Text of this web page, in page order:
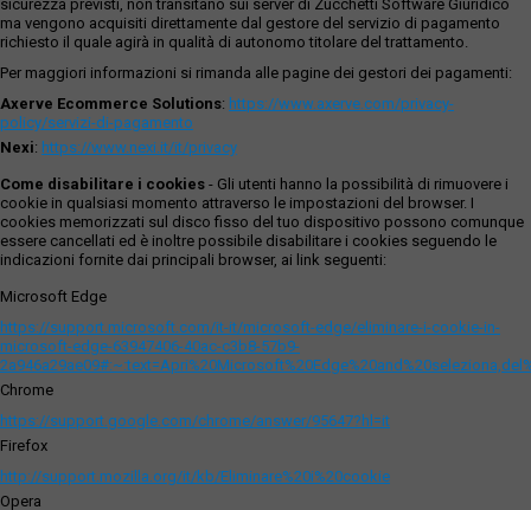
sicurezza previsti, non transitano sui server di Zucchetti Software Giuridico
ma vengono acquisiti direttamente dal gestore del servizio di pagamento
richiesto il quale agirà in qualità di autonomo titolare del trattamento.
Per maggiori informazioni si rimanda alle pagine dei gestori dei pagamenti:
Axerve Ecommerce Solutions: https://www.axerve.com/privacy-
policy/servizi-di-pagamento
Nexi: https://www.nexi.it/it/privacy
Come disabilitare i cookies - Gli utenti hanno la possibilità di rimuovere i
cookie in qualsiasi momento attraverso le impostazioni del browser. I
cookies memorizzati sul disco fisso del tuo dispositivo possono comunque
essere cancellati ed è inoltre possibile disabilitare i cookies seguendo le
indicazioni fornite dai principali browser, ai link seguenti:
Microsoft Edge
https://support.microsoft.com/it-it/microsoft-edge/eliminare-i-cookie-in-
microsoft-edge-63947406-40ac-c3b8-57b9-
Chrome
https://support.google.com/chrome/answer/95647?hl=it
Firefox
http://support.mozilla.org/it/kb/Eliminare%20i%20cookie
Opera